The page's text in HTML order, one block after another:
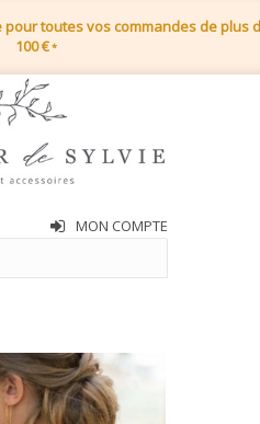
toutes vos commandes de plus
100 €*
MON COMPTE